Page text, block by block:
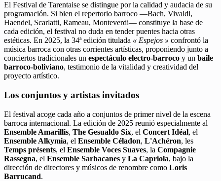
El Festival de Tarentaise se distingue por la calidad y audacia de su
programación. Si bien el repertorio barroco —Bach, Vivaldi,
Haendel, Scarlatti, Rameau, Monteverdi— constituye la base de
cada edición, el festival no duda en tender puentes hacia otras
estéticas. En 2025, la 34ª edición titulada « Espejos » confrontó la
música barroca con otras corrientes artísticas, proponiendo junto a
conciertos tradicionales un espectáculo electro-barroco y un baile
barroco-boliviano, testimonio de la vitalidad y creatividad del
proyecto artístico.
Los conjuntos y artistas invitados
El festival acoge cada año a conjuntos de primer nivel de la escena
barroca internacional. La edición de 2025 reunió especialmente al
Ensemble Amarillis, The Gesualdo Six, el Concert Idéal, el
Ensemble Alkymia, el Ensemble Céladon, L'Achéron, les
Temps présents, el Ensemble Voces Suaves, la Compagnie
Rassegna, el Ensemble Sarbacanes y La Capriola, bajo la
dirección de directores y músicos de renombre como Loris
Barrucand.